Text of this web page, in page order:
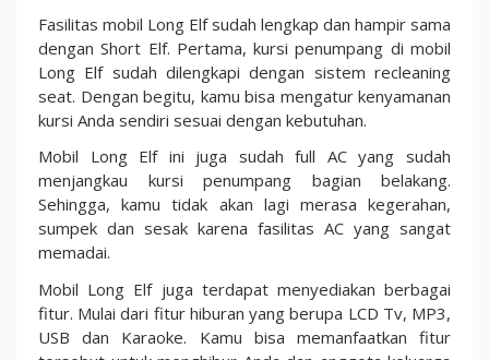
Fasilitas mobil Long Elf sudah lengkap dan hampir sama
dengan Short Elf. Pertama, kursi penumpang di mobil
Long Elf sudah dilengkapi dengan sistem recleaning
seat. Dengan begitu, kamu bisa mengatur kenyamanan
kursi Anda sendiri sesuai dengan kebutuhan.
Mobil Long Elf ini juga sudah full AC yang sudah
menjangkau kursi penumpang bagian belakang.
Sehingga, kamu tidak akan lagi merasa kegerahan,
sumpek dan sesak karena fasilitas AC yang sangat
memadai.
Mobil Long Elf juga terdapat menyediakan berbagai
fitur. Mulai dari fitur hiburan yang berupa LCD Tv, MP3,
USB dan Karaoke. Kamu bisa memanfaatkan fitur